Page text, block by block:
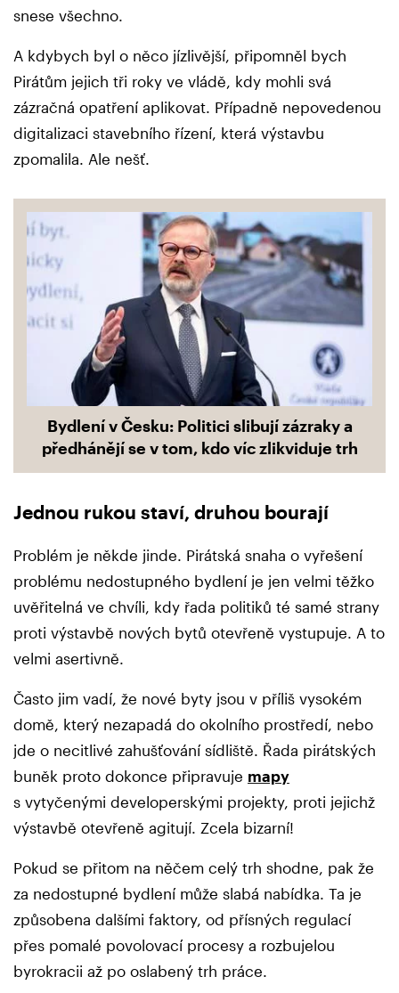
snese všechno.
A kdybych byl o něco jízlivější, připomněl bych
Pirátům jejich tři roky ve vládě, kdy mohli svá
zázračná opatření aplikovat. Případně nepovedenou
digitalizaci stavebního řízení, která výstavbu
zpomalila. Ale nešť.
Bydlení v Česku: Politici slibují zázraky a
předhánějí se v tom, kdo víc zlikviduje trh
Jednou rukou staví, druhou bourají
Problém je někde jinde. Pirátská snaha o vyřešení
problému nedostupného bydlení je jen velmi těžko
uvěřitelná ve chvíli, kdy řada politiků té samé strany
proti výstavbě nových bytů otevřeně vystupuje. A to
velmi asertivně.
Často jim vadí, že nové byty jsou v příliš vysokém
domě, který nezapadá do okolního prostředí, nebo
jde o necitlivé zahušťování sídliště. Řada pirátských
buněk proto dokonce připravuje mapy
s vytyčenými developerskými projekty, proti jejichž
výstavbě otevřeně agitují. Zcela bizarní!
Pokud se přitom na něčem celý trh shodne, pak že
za nedostupné bydlení může slabá nabídka. Ta je
způsobena dalšími faktory, od přísných regulací
přes pomalé povolovací procesy a rozbujelou
byrokracii až po oslabený trh práce.